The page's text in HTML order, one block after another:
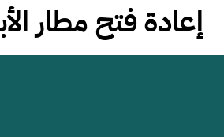
إعادة فتح مطار